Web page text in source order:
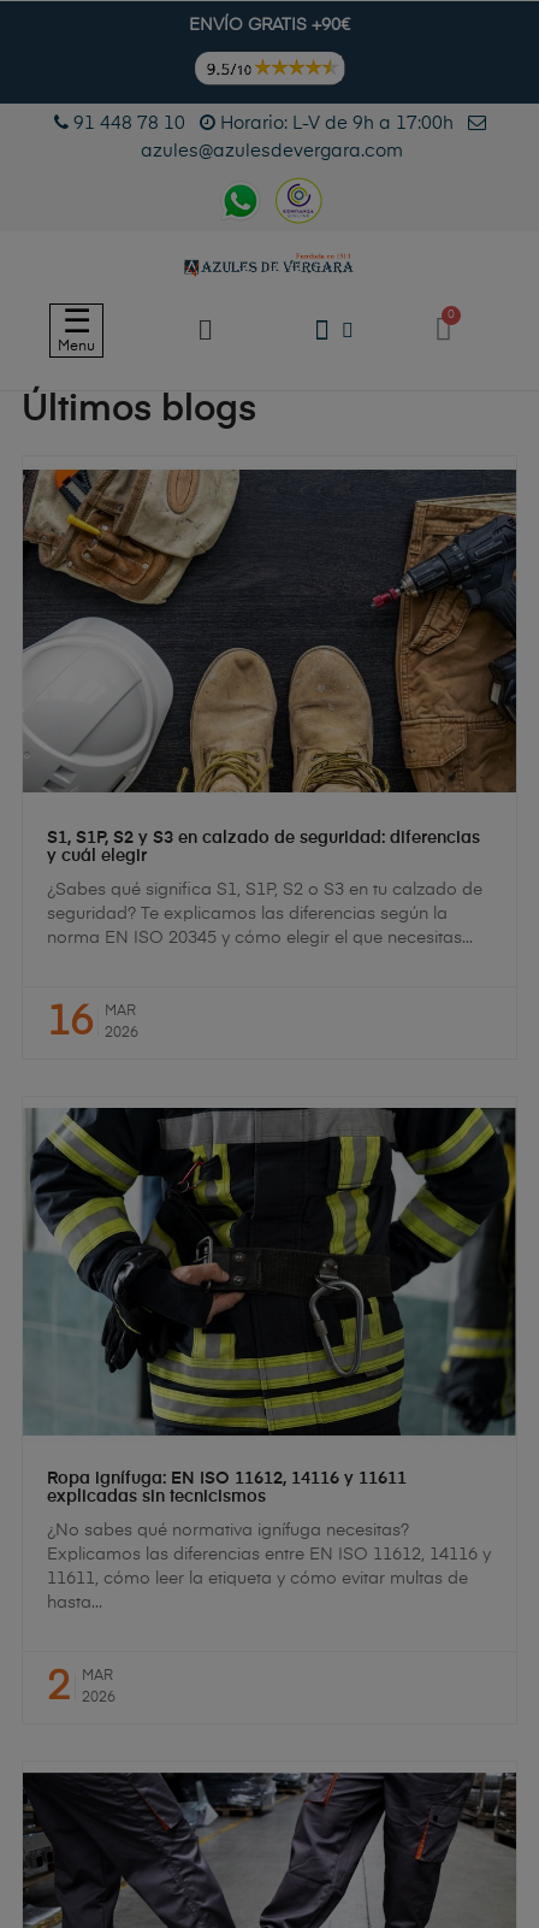
ENVÍO GRATIS +90€
91 448 78 10
Horario: L-V de 9h a 17:00h
azules@azulesdevergara.com
Navegación
de
palanca
☰
Menu
Últimos blogs
S1, S1P, S2 y S3 en calzado de seguridad: diferencias
y cuál elegir
¿Sabes qué significa S1, S1P, S2 o S3 en tu calzado de
seguridad? Te explicamos las diferencias según la
norma EN ISO 20345 y cómo elegir el que necesitas...
16
MAR
2026
Ropa ignífuga: EN ISO 11612, 14116 y 11611
explicadas sin tecnicismos
¿No sabes qué normativa ignífuga necesitas?
Explicamos las diferencias entre EN ISO 11612, 14116 y
11611, cómo leer la etiqueta y cómo evitar multas de
hasta...
2
MAR
2026